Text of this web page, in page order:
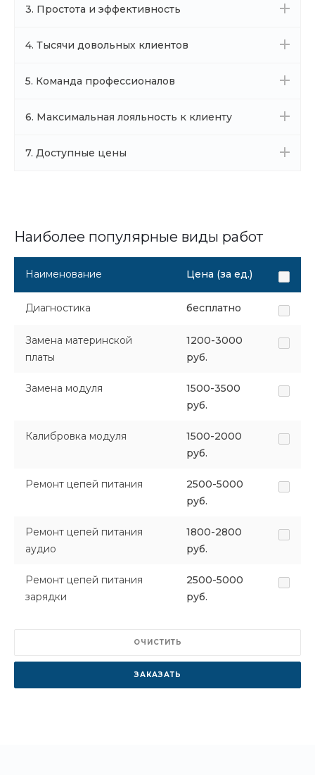
3. Простота и эффективность
4. Тысячи довольных клиентов
5. Команда профессионалов
6. Максимальная лояльность к клиенту
7. Доступные цены
Наиболее популярные виды работ
Наименование Цена (за ед.)
Диагностика бесплатно
Замена материнской
платы
1200-3000
руб.
Замена модуля
1500-3500
руб.
Калибровка модуля
1500-2000
руб.
Ремонт цепей питания
2500-5000
руб.
Ремонт цепей питания
аудио
1800-2800
руб.
Ремонт цепей питания
зарядки
2500-5000
руб.
ОЧИСТИТЬ
ЗАКАЗАТЬ